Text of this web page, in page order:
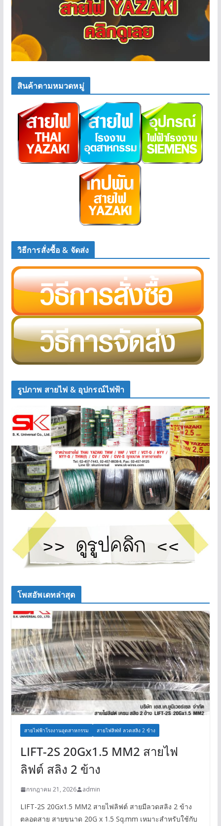
สินค้าตามหมวดหมู่
วิธีการสั่งซื้อ & จัดส่ง
รูปภาพ สายไฟ & อุปกรณ์ไฟฟ้า
โพสอัพเดทล่าสุด
สายไฟฟ้าโรงงานอุตสาหกรรม สายไฟลิฟท์ ลวดสลิง 2 ข้าง
LIFT-2S 20Gx1.5 MM2 สายไฟ
ลิฟต์ สลิง 2 ข้าง
กรกฎาคม 21, 2026 admin
LIFT-2S 20Gx1.5 MM2 สายไฟลิฟต์ สายมีลวดสลิง 2 ข้าง
ตลอดสาย สายขนาด 20G x 1.5 Sq.mm เหมาะสำหรับใช้กับ